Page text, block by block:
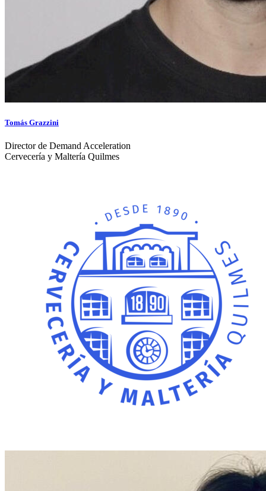
Tomás Grazzini
Director de Demand Acceleration
Cervecería y Maltería Quilmes